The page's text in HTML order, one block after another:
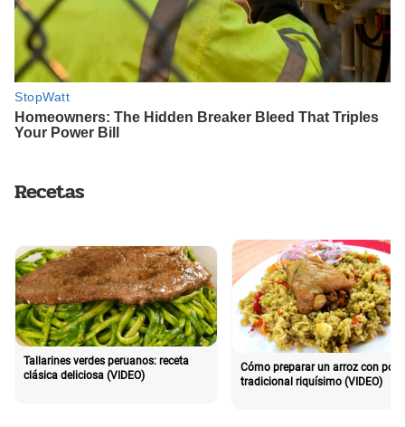
Recetas
Tallarines verdes peruanos: receta
clásica deliciosa (VIDEO)
Cómo preparar un arroz con pollo
tradicional riquísimo (VIDEO)